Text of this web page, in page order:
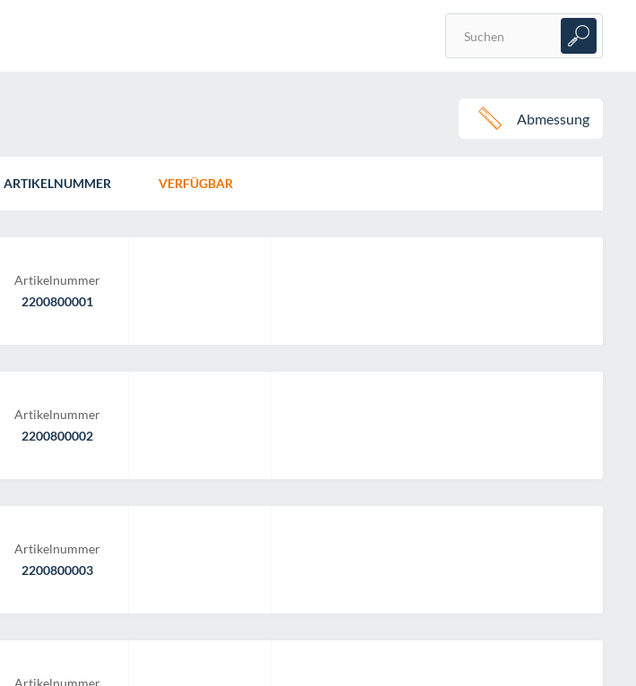
Abmessung
ARTIKELNUMMER VERFÜGBAR
Artikelnummer
2200800001
Artikelnummer
2200800002
Artikelnummer
2200800003
Artikelnummer